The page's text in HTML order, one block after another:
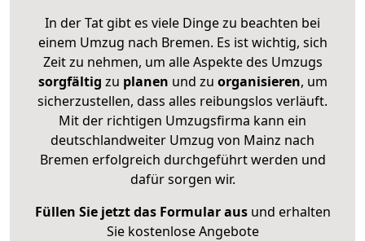
In der Tat gibt es viele Dinge zu beachten bei
einem Umzug nach Bremen. Es ist wichtig, sich
Zeit zu nehmen, um alle Aspekte des Umzugs
sorgfältig zu planen und zu organisieren, um
sicherzustellen, dass alles reibungslos verläuft.
Mit der richtigen Umzugsfirma kann ein
deutschlandweiter Umzug von Mainz nach
Bremen erfolgreich durchgeführt werden und
dafür sorgen wir.
Füllen Sie jetzt das Formular ausund erhalten
Sie kostenlose Angebote